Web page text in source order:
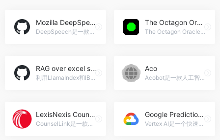
Mozilla DeepSpeech
DeepSpeech是一款开源的嵌入式语音转文本引擎，具有高准确率和实时性能，适用于语音助手、语音转写、语音搜索等场景。，Mozilla DeepSpeech官网入口网址
The Octagon Oracle
The Octagon Oracle是一款基于人工智能的UFC赛事预测平台，提供准确的赛事预测和梦幻积分预测，帮助用户在UFC赛事中取得优势，The Octagon Oracle官网入口网址
RAG over excel sheets
利用LlamaIndex和IBM's Docling实现的RAG技术
Aco
Acobot是一款人工智能工具，能够帮助电子商务企业提高转化率、减少购物车放弃率、加快电子邮件列表的增长速度，并通过个性化的行为邮件吸引更多订单。，Aco官网入口网址
LexisNexis CounselLink
CounselLink是一款企业法律管理解决方案，提供了全面的法律事务管理、外部律师发票管理和合同生命周期管理等功能，适用于各类企业法律部门，帮助他们更高效地管理和处理法律事务和费用。，LexisNexis CounselLink官网入口网址
Google Prediction API
Vertex AI是一个快速、可扩展且易于使用的AI技术平台，提供了Gemini多模态模型和130+生成AI模型和工具，可用于构建生成AI应用程序。它还提供了开放和集成的AI平台，帮助数据科学家更快地进行工作，并提供了专为MLOps设计的工具。，Google Prediction API官网入口网址